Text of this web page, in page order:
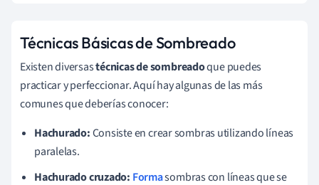
Técnicas Básicas de Sombreado
Existen diversastécnicas de sombreadoque puedes
practicar y perfeccionar. Aquí hay algunas de las más
comunes que deberías conocer:
Hachurado:Consiste en crear sombras utilizando líneas
paralelas.
Hachurado cruzado: Formasombras con líneas que se